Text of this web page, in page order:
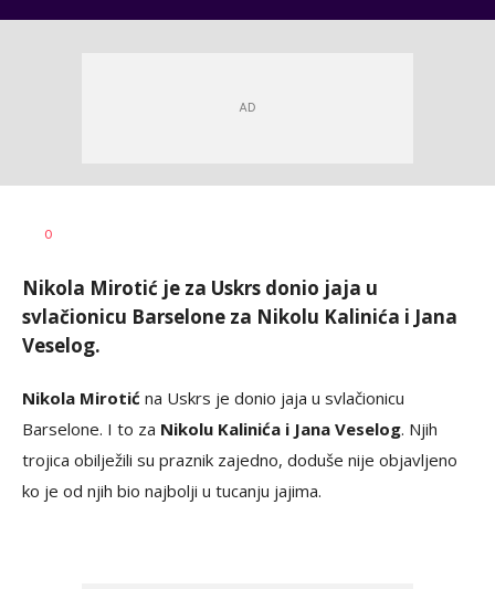
AUTOR
0
Nikola Mirotić je za Uskrs donio jaja u
svlačionicu Barselone za Nikolu Kalinića i Jana
Veselog.
Nikola Mirotić na Uskrs je donio jaja u svlačionicu
Barselone. I to za Nikolu Kalinića i Jana Veselog. Njih
trojica obilježili su praznik zajedno, doduše nije objavljeno
ko je od njih bio najbolji u tucanju jajima.